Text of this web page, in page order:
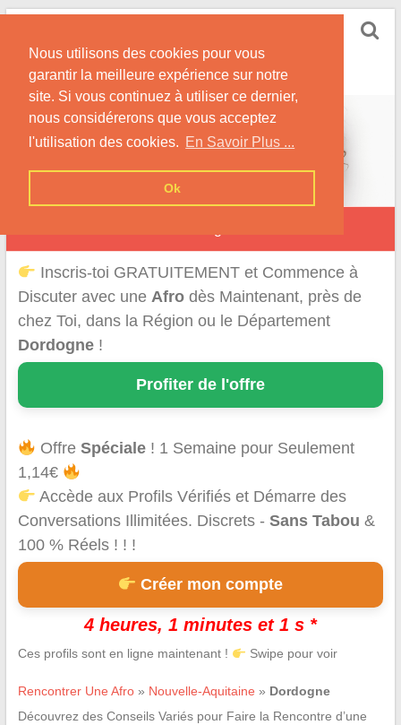
Nous utilisons des cookies pour vous
garantir la meilleure expérience sur notre
site. Si vous continuez à utiliser ce dernier,
nous considérerons que vous acceptez
l'utilisation des cookies. En Savoir Plus ...
Ok
Skip
content
Conseils pour des Rencontres Coquines avec des
Afros !
Inscris-toi GRATUITEMENT et Commence à
Discuter avec une Afrodès Maintenant, près de
chez Toi, dans la Région ou le Département
Dordogne!
Profiter de l'offre
OffreSpéciale ! 1 Semaine pour Seulement
1,14€
Accède aux Profils Vérifiés et Démarre des
Conversations Illimitées. Discrets - Sans Tabou &
100 % Réels ! ! !
Créer mon compte
4 heures, 1 minutes et 0 s *
Ces profils sont en ligne maintenant ! Swipe pour voir
Rencontrer Une Afro» Nouvelle-Aquitaine » Dordogne
Découvrez des Conseils Variés pour Faire la Rencontre d’une